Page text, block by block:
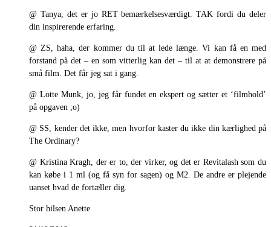
@ Tanya, det er jo RET bemærkelsesværdigt. TAK fordi du deler
din inspirerende erfaring.
@ ZS, haha, der kommer du til at lede længe. Vi kan få en med
forstand på det – en som vitterlig kan det – til at at demonstrere på
små film. Det får jeg sat i gang.
@ Lotte Munk, jo, jeg får fundet en ekspert og sætter et ‘filmhold’
på opgaven ;o)
@ SS, kender det ikke, men hvorfor kaster du ikke din kærlighed på
The Ordinary?
@ Kristina Kragh, der er to, der virker, og det er Revitalash som du
kan købe i 1 ml (og få syn for sagen) og M2. De andre er plejende
uanset hvad de fortæller dig.
Stor hilsen Anette